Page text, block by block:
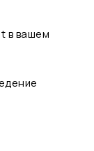
в вашем